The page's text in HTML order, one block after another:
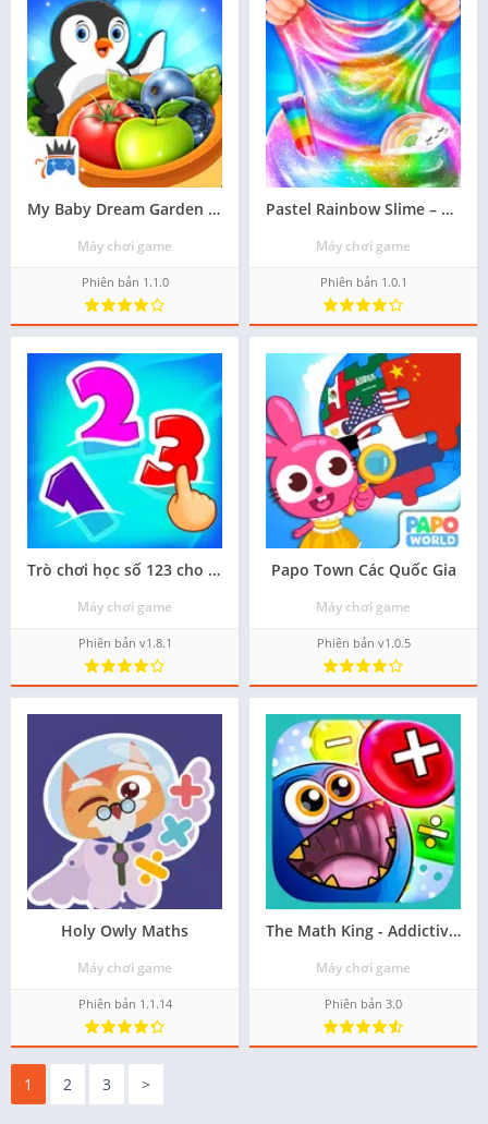
My Baby Dream Garden Farm
Máy chơi game
Phiên bản 1.1.0
Pastel Rainbow Slime – DIY Mak
Máy chơi game
Phiên bản 1.0.1
Trò chơi học số 123 cho trẻ em
Máy chơi game
Phiên bản v1.8.1
Papo Town Các Quốc Gia
Máy chơi game
Phiên bản v1.0.5
Holy Owly Maths
Máy chơi game
Phiên bản 1.1.14
The Math King - Addictive Game
Máy chơi game
Phiên bản 3.0
1 2 3 >